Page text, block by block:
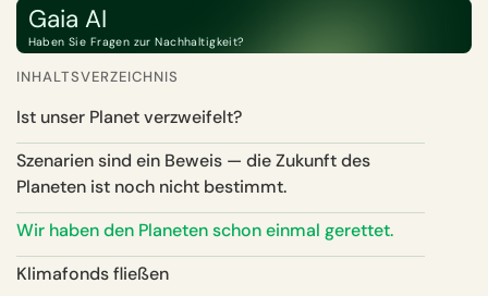
Gaia AI
Haben Sie Fragen zur Nachhaltigkeit?
INHALTSVERZEICHNIS
Ist unser Planet verzweifelt?
Szenarien sind ein Beweis — die Zukunft des
Planeten ist noch nicht bestimmt.
Wir haben den Planeten schon einmal gerettet.
Klimafonds fließen